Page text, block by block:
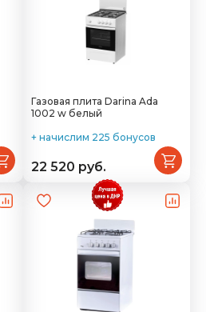
Газовая плита Darina Ada
1002 w белый
+ начислим 225 бонусов
22 520 руб.